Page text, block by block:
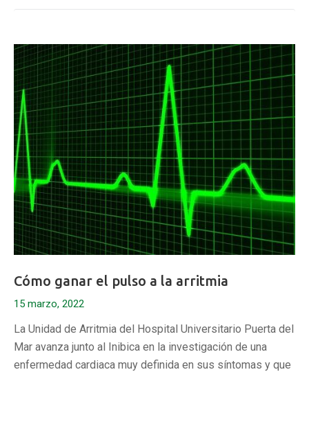
Cómo ganar el pulso a la arritmia
15 marzo, 2022
La Unidad de Arritmia del Hospital Universitario Puerta del
Mar avanza junto al Inibica en la investigación de una
enfermedad cardiaca muy definida en sus síntomas y que